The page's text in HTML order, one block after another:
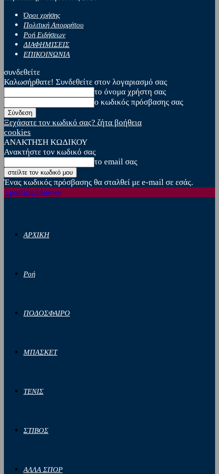
Όροι χρήσης
Πολιτική Απορρήτου
Ροή Ειδήσεων
ΔΙΑΦΗΜΙΣΕΙΣ
ΕΠΙΚΟΙΝΩΝΙΑ
συνδεθείτε
Καλωσήρθατε! Συνδεθείτε στον λογαριασμό σας
το όνομα χρήστη σας
ο κωδικός πρόσβασης σας
Ξεχάσατε τον κωδικό σας? ζήτα βοήθεια
cookies
ΑΝΑΚΤΗΣΗ ΚΩΔΙΚΟΥ
Ανακτήστε τον κωδικό σας
το email σας
Ένας κωδικός πρόσβασης θα σταλθεί με e-mail σε εσάς.
sporting24news
ΑΡΧΙΚΗ
Ροή
ΠΟΔΟΣΦΑΙΡΟ
ΜΠΑΣΚΕΤ
ΤΕΝΙΣ
ΣΤΙΒΟΣ
ΑΛΛΑ ΣΠΟΡ